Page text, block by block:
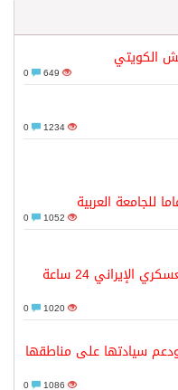
الكويتي
649
1234
للجامعة العربية
1052
السعودية تمهل الملحق العسكري الإيراني 24 ساعة
1020
سيادتها على مناطقها
1086